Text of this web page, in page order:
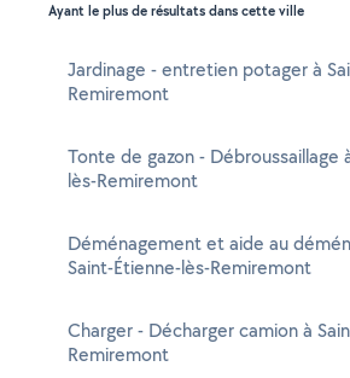
Ayant le plus de résultats dans cette ville
Jardinage - entretien potager à
Remiremont
Tonte de gazon - Débroussaillage
lès-Remiremont
Déménagement et aide au
Saint-Étienne-lès-Remiremont
Charger - Décharger camion à
Remiremont